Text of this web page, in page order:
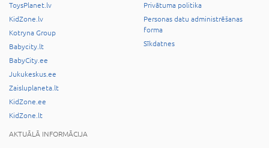
ToysPlanet.lv
KidZone.lv
Kotryna Group
Babycity.lt
BabyCity.ee
Jukukeskus.ee
Zaisluplaneta.lt
KidZone.ee
KidZone.lt
Privātuma politika
Personas datu administrēšanas
forma
Sīkdatnes
AKTUĀLĀ INFORMĀCIJA